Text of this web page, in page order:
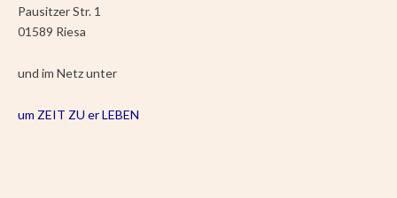
Pausitzer Str. 1
01589 Riesa
und im Netz unter
um ZEIT ZU er LEBEN